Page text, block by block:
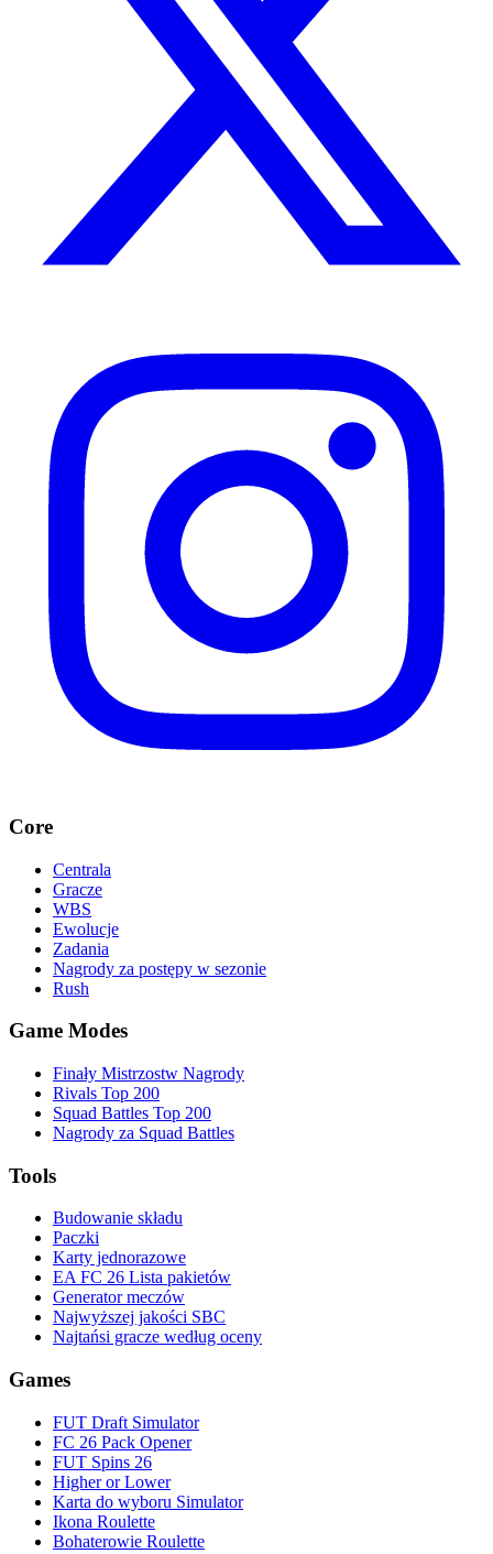
Core
Centrala
Gracze
WBS
Ewolucje
Zadania
Nagrody za postępy w sezonie
Rush
Game Modes
Finały Mistrzostw Nagrody
Rivals Top 200
Squad Battles Top 200
Nagrody za Squad Battles
Tools
Budowanie składu
Paczki
Karty jednorazowe
EA FC 26 Lista pakietów
Generator meczów
Najwyższej jakości SBC
Najtańsi gracze według oceny
Games
FUT Draft Simulator
FC 26 Pack Opener
FUT Spins 26
Higher or Lower
Karta do wyboru Simulator
Ikona Roulette
Bohaterowie Roulette